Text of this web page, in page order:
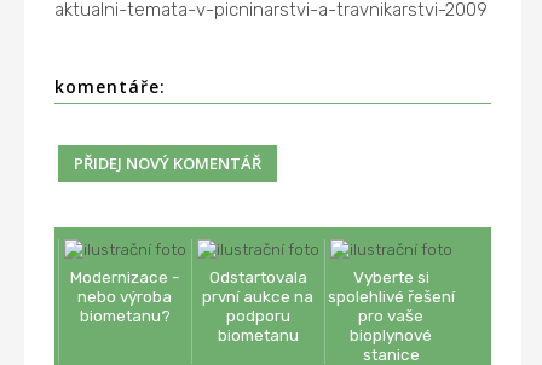
aktualni-temata-v-picninarstvi-a-travnikarstvi-2009
komentáře:
Modernizace -
nebo výroba
biometanu?
Odstartovala
první aukce na
podporu
biometanu
Vyberte si
spolehlivé řešení
pro vaše
bioplynové
stanice